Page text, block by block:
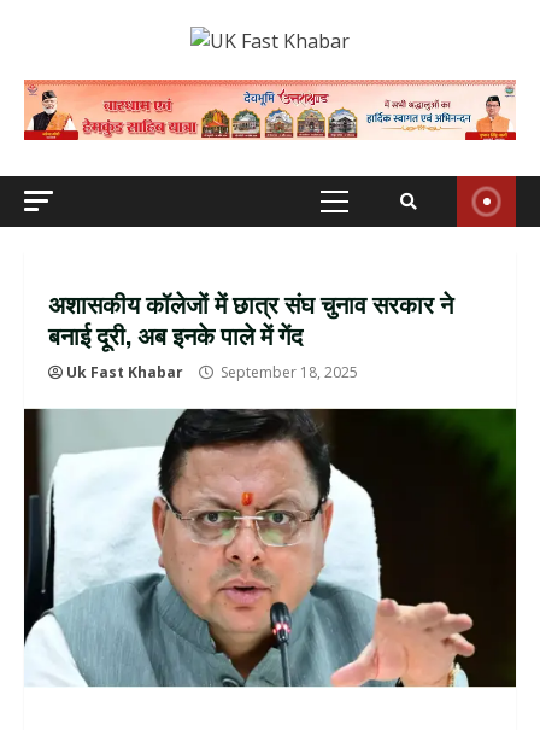
Primary
अशासकीय कॉलेजों में छात्र संघ चुनाव सरकार ने
बनाई दूरी, अब इनके पाले में गेंद
Uk Fast Khabar September 18, 2025